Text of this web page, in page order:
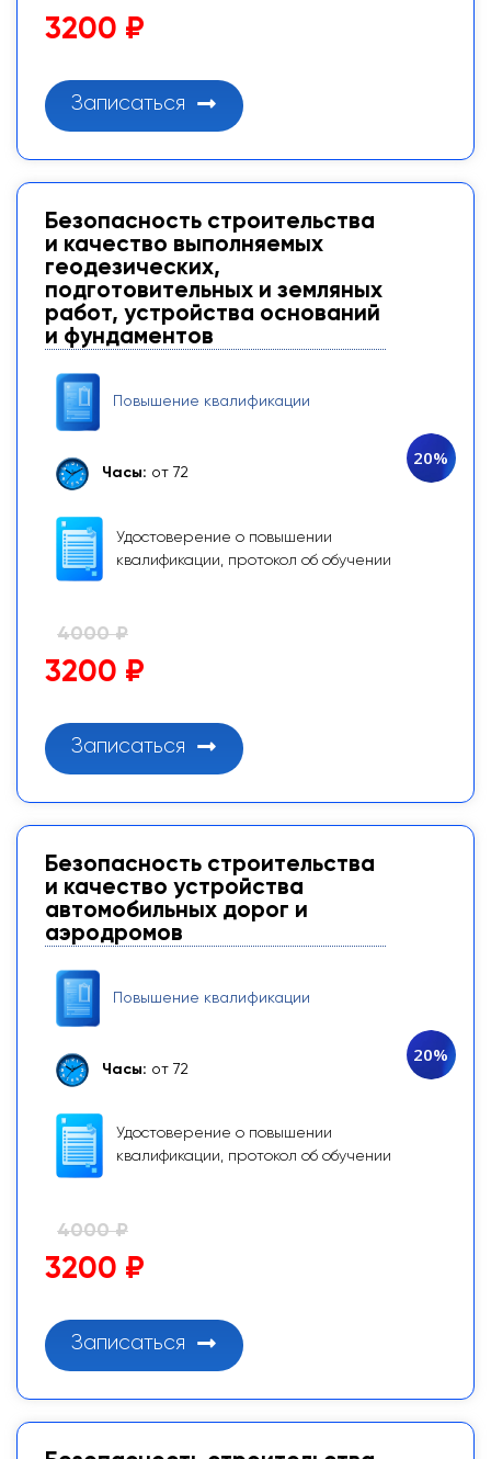
3200 ₽
Записаться
Безопасность строительства
и качество выполняемых
геодезических,
подготовительных и земляных
работ, устройства оснований
и фундаментов
Повышение квалификации
Часы: от 72
Удостоверение о повышении
квалификации, протокол об обучении
20%
4000 ₽
3200 ₽
Записаться
Безопасность строительства
и качество устройства
автомобильных дорог и
аэродромов
Повышение квалификации
Часы: от 72
Удостоверение о повышении
квалификации, протокол об обучении
20%
4000 ₽
3200 ₽
Записаться